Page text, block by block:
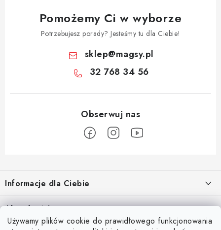
Używamy plików cookie do prawidłowego funkcjonowania
Pomożemy Ci w wyborze
Potrzebujesz porady? Jesteśmy tu dla Ciebie!
sklep@magsy.pl
32 768 34 56
o
p
Informacje dla Ciebie
O nas
Regulamin e-sklepu
Aktualności
Odkryj magię kieszeni magnetycznych